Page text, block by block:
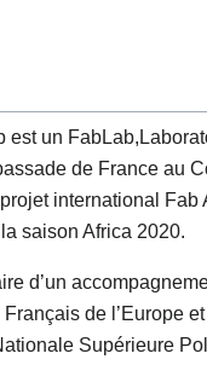
est un
de France au
projet international
saison Africa 2020.
d’un
Français de l’Europe
Supérieure